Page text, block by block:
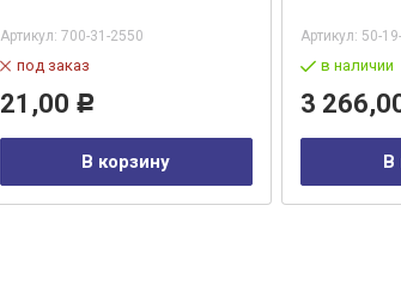
Артикул: 700-31-2550
под заказ
21,00 Р
В корзину
Артикул: 50-
в наличии
3
В